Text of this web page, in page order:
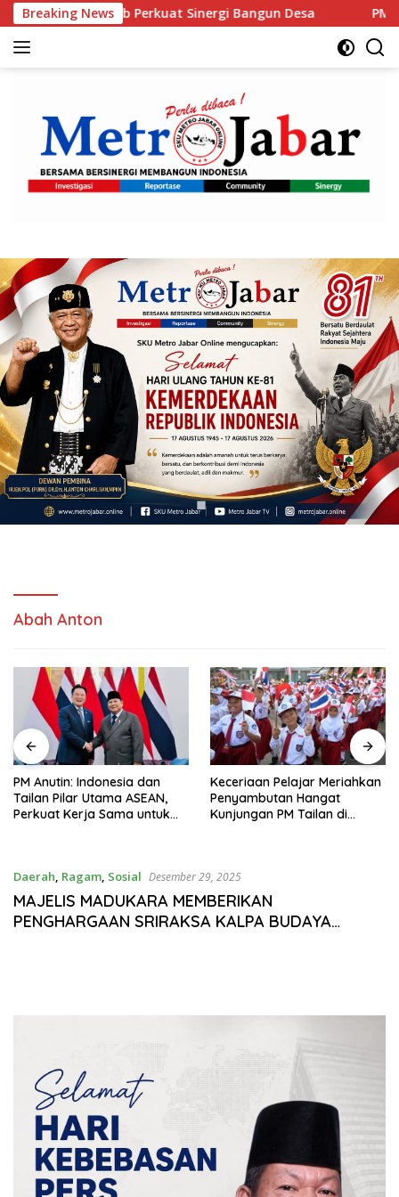
Langsung
ke
konten
Breaking News
Perkuat Sinergi Bangun Desa PM Anutin:
Abah Anton
PM Anutin: Indonesia dan
Tailan Pilar Utama ASEAN,
Perkuat Kerja Sama untuk
Keceriaan Pelajar Meriahkan
Penyambutan Hangat
Kunjungan PM Tailan di
Daerah, Ragam, Sosial Desember 29, 2025
MAJELIS MADUKARA MEMBERIKAN
PENGHARGAAN SRIRAKSA KALPA BUDAYA